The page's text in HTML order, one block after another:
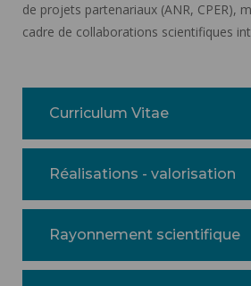
de projets partenariaux (ANR, CPER),
cadre de collaborations scientifiques
Curriculum Vitae
Réalisations - valorisation
Rayonnement scientifique